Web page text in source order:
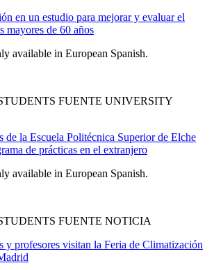
en un estudio para mejorar y evaluar el
mayores de 60 años
available in European Spanish.
FUENTE UNIVERSITY
de la Escuela Politécnica Superior de Elche
de prácticas en el extranjero
available in European Spanish.
FUENTE NOTICIA
y profesores visitan la Feria de Climatización